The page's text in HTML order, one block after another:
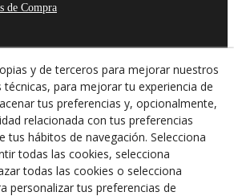
de Compra
y de terceros para mejorar nuestros
para mejorar tu experiencia de
tus preferencias y, opcionalmente,
relacionada con tus preferencias
tus hábitos de navegación. Selecciona
todas las cookies, selecciona
todas las cookies o selecciona
personalizar tus preferencias de